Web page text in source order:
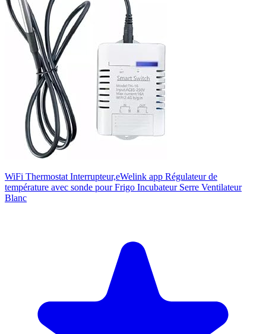
WiFi Thermostat Interrupteur,eWelink app Régulateur de
température avec sonde pour Frigo Incubateur Serre Ventilateur
Blanc